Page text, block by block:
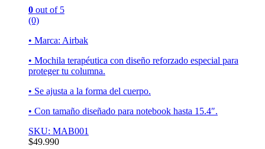
0 out of 5
(0)
• Marca: Airbak
• Mochila terapéutica con diseño reforzado especial para
proteger tu columna.
• Se ajusta a la forma del cuerpo.
• Con tamaño diseñado para notebook hasta 15.4″.
SKU: MAB001
$49.990